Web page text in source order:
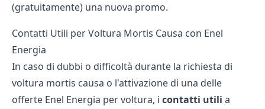
(gratuitamente) una nuova promo.
Contatti Utili per Voltura Mortis Causa con Enel
Energia
In caso di dubbi o difficoltà durante la richiesta di
voltura mortis causa o l'attivazione di una delle
offerte Enel Energia per voltura, i contatti utili a